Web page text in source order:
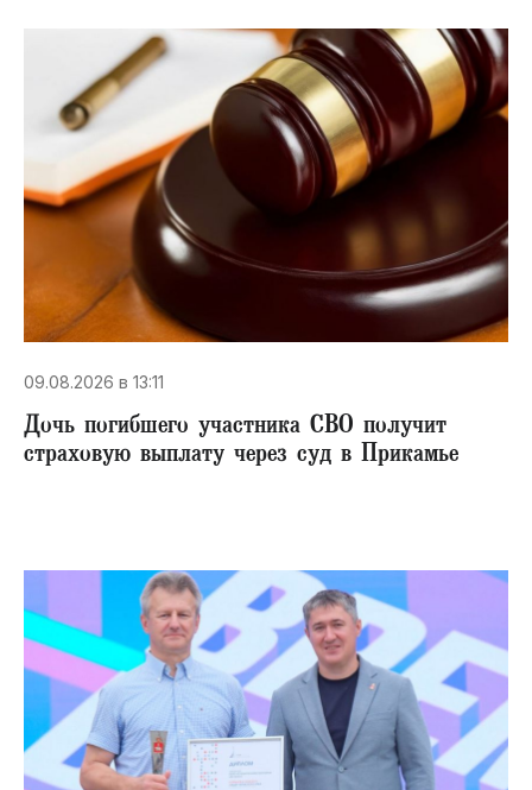
09.08.2026 в 13:11
Дочь погибшего участника СВО получит
страховую выплату через суд в Прикамье